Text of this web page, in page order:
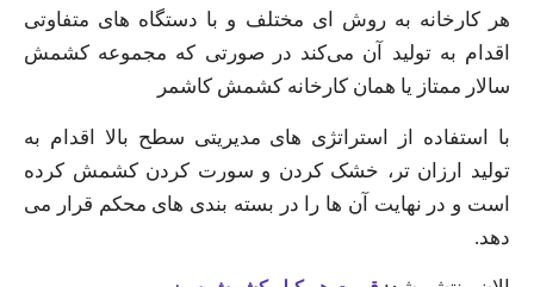
هر کارخانه به روش ای مختلف و با دستگاه‌ های متفاوتی
اقدام به تولید آن می‌کند در صورتی که مجموعه کشمش
سالار ممتاز یا همان کارخانه کشمش کاشمر
با استفاده از استراتژی های مدیریتی سطح بالا اقدام به
تولید ارزان تر، خشک کردن و سورت کردن کشمش کرده
است و در نهایت آن ها را در بسته‌ بندی‌ های محکم قرار می‌
دهد.